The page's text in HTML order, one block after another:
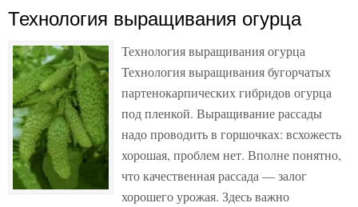
Технология выращивания огурца
Технология выращивания огурца
Технология выращивания бугорчатых
партенокарпических гибридов огурца
под пленкой. Выращивание рассады
надо проводить в горшочках: всхожесть
хорошая, проблем нет. Вполне понятно,
что качественная рассада — залог
хорошего урожая. Здесь важно